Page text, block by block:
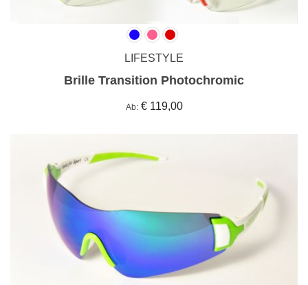
LIFESTYLE
Brille Transition Photochromic
Ab € 119,00